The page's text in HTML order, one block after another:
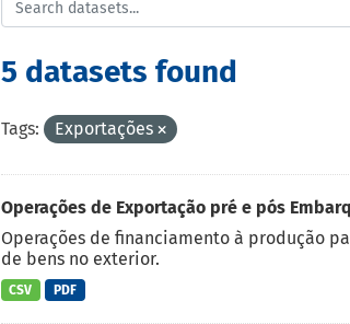
5 datasets found
Tags: Exportações
Operações de Exportação pré e pós
Operações de financiamento à produção
de bens no exterior.
CSV PDF